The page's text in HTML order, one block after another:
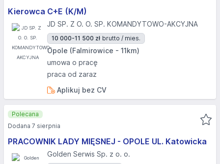
Kierowca C+E (K/M)
JD SP. Z O. O. SP. KOMANDYTOWO-AKCYJNA
10 000-11 500 zł brutto / mies.
Opole (Falmirowice - 11km)
umowa o pracę
praca od zaraz
Aplikuj bez CV
PRACOWNIK LADY MIĘSNEJ - OPOLE UL. Katowicka
Golden Serwis Sp. z o. o.
Polecana
Dodana 7 sierpnia